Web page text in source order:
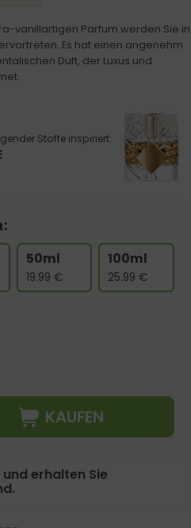
vanillartigen Parfum werden Sie in
Es hat einen angenehm
Duft, der Luxus und
Stoffe inspiriert:
50ml
19.99 €
100ml
25.99 €
KAUFEN
und erhalten Sie